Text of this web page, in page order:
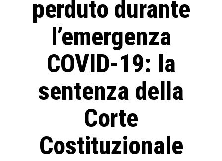
perduto durante
l’emergenza
COVID-19: la
sentenza della
Corte
Costituzionale